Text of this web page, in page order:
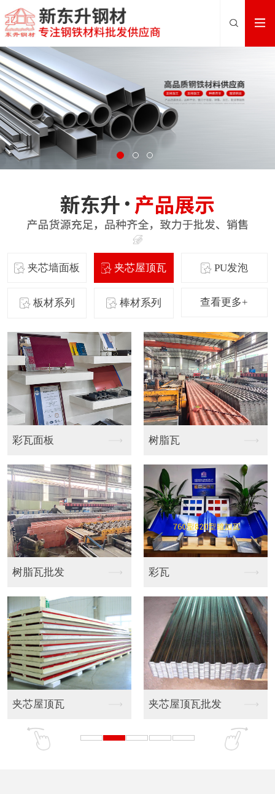
夹芯墙面板 夹芯屋顶瓦 PU发泡
板材系列 棒材系列 查看更多+
820型暗扣彩瓦 EPS泡沫隔热瓦
东莞EPS泡沫隔热瓦 900型彩板
830型彩板 收水收角水槽